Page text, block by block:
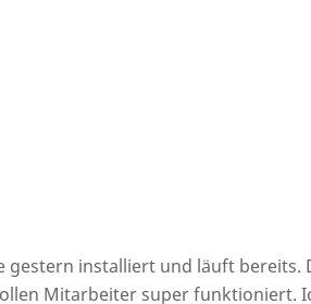
gestern installiert und läuft bereits.
Mitarbeiter super funktioniert.